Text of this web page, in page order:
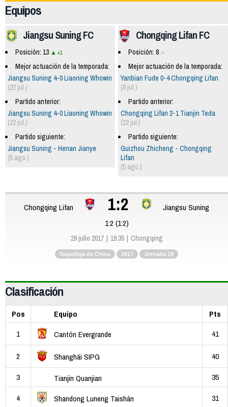
Equipos
Chongqing Lifan FC
Posición: 8
Mejor actuación de la temporada:
Yanbian Fude 0-4 Chongqing Lifan
(8 jul.)
Partido anterior:
Chongqing Lifan 2-1 Tianjin Teda
(22 jul.)
Partido siguiente:
Guizhou Zhicheng - Chongqing
Lifan
(5 ago.)
Jiangsu Suning FC
Posición: 13 +1
Mejor actuación de la temporada:
Jiangsu Suning 4-0 Liaoning Whowin
(22 jul.)
Partido anterior:
Jiangsu Suning 4-0 Liaoning Whowin
(22 jul.)
Partido siguiente:
Jiangsu Suning - Henan Jianye
(5 ago.)
Chongqing Lifan 1:2
Jiangsu Suning
1:2 (1:2)
29 julio 2017 19:35 Chongqing
Superliga de China 2017 Jornada 19
Clasificación
Pos Equipo
Pts
1
Cantón Evergrande 41
2 Shanghái SIPG
40
3
Tianjin Quanjian
35
4
Shandong Luneng Taishán 31